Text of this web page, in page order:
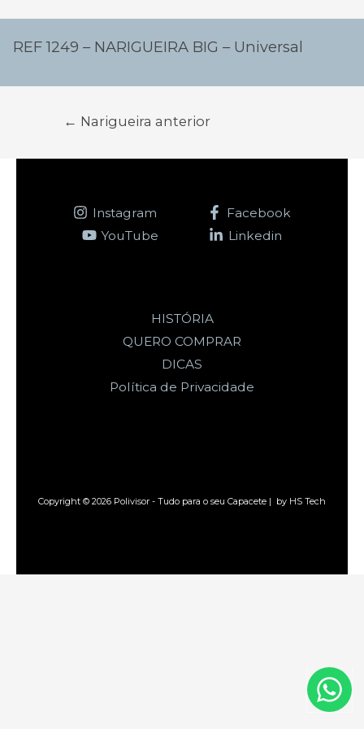
REF 1249 – NARIGUEIRA BIG – Universal
Post
← Narigueira anterior
Instagram
Facebook
YouTube
Linkedin
HISTÓRIA
QUERO COMPRAR
DICAS
Política de Privacidade
Copyright © 2026 Polivisor - Tudo para o seu Capacete | by HS Tech